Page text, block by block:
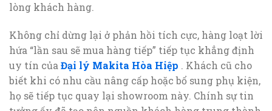
lòng khách hàng.
Không chỉ dừng lại ở phản hồi tích cực, hàng loạt lời
hứa “lần sau sẽ mua hàng tiếp” tiếp tục khẳng định
uy tín của Đại lý Makita Hòa Hiệp . Khách cũ cho
biết khi có nhu cầu nâng cấp hoặc bổ sung phụ kiện,
họ sẽ tiếp tục quay lại showroom này. Chính sự tin